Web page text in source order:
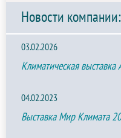
Новости компании:
03.02.2026
Климатическая выставка
04.02.2023
Выставка Мир Климата